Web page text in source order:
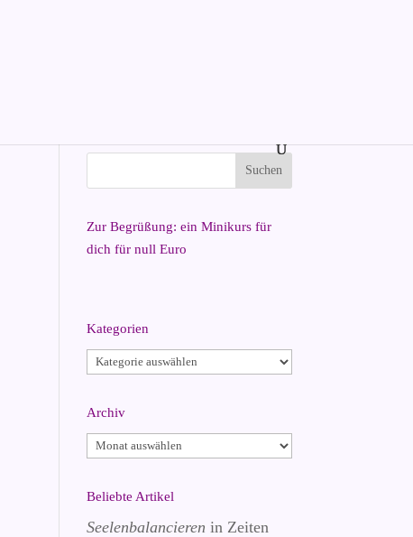
Zur Begrüßung: ein Minikurs für
dich für null Euro
Kategorien
Kategorien
Archiv
Archiv
Beliebte Artikel
Seelenbalancieren in Zeiten